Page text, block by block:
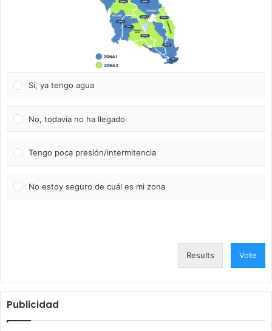
Sí, ya tengo agua
No, todavía no ha llegado
Tengo poca presión/intermitencia
No estoy seguro de cuál es mi zona
Results Vote
Publicidad